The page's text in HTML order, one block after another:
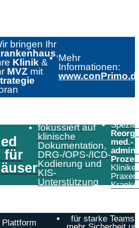
bringen Ihr
,
Klinik &
MVZ mit
Mehr
Informationen:
für
fokussiert auf
klinische
Dokumentation,
DRG-/OPS-/ICD-
Kodierung und
KIS-
Unterstützung
med.-
Plattform
für starke Teams,